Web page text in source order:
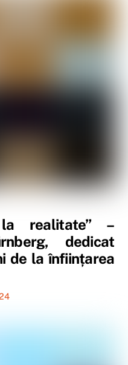
realitate” –
dedicat
de la înființarea